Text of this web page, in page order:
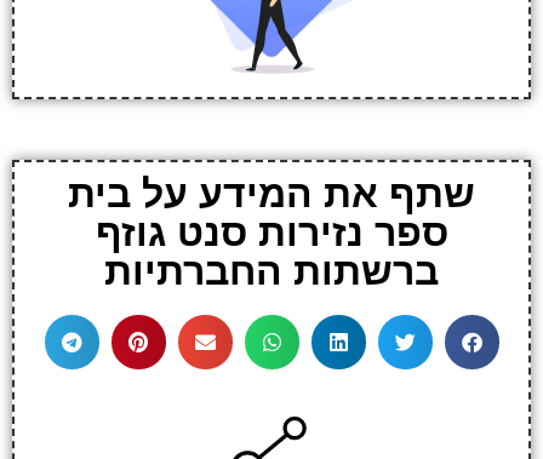
שתף את המידע על בית
ספר נזירות סנט גוזף
ברשתות החברתיות